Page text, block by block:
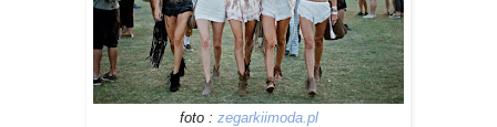
foto : zegarkiimoda.pl